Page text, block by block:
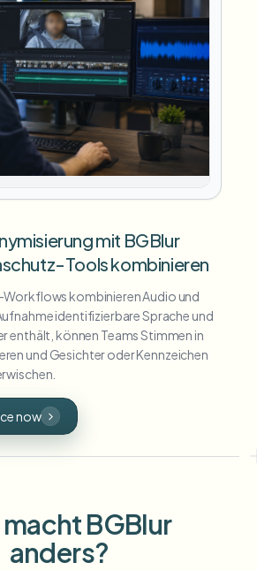
mit BGBlur
Tools kombinieren
kombinieren Audio und
identifizierbare Sprache und
enthält, können Teams Stimmen in
und Gesichter oder Kennzeichen
now
BGBlur
anders?